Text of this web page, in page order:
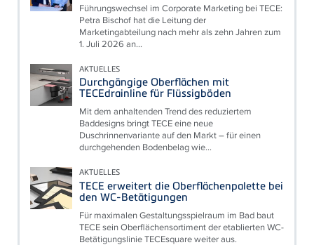
Führungswechsel im Corporate Marketing bei TECE:
Petra Bischof hat die Leitung der
Marketingabteilung nach mehr als zehn Jahren zum
1. Juli 2026 an...
AKTUELLES
Durchgängige Oberflächen mit
TECEdrainline für Flüssigböden
Mit dem anhaltenden Trend des reduziertem
Baddesigns bringt TECE eine neue
Duschrinnenvariante auf den Markt – für einen
durchgehenden Bodenbelag wie...
AKTUELLES
TECE erweitert die Oberflächenpalette bei
den WC-Betätigungen
Für maximalen Gestaltungsspielraum im Bad baut
TECE sein Oberflächensortiment der etablierten WC-
Betätigungslinie TECEsquare weiter aus.